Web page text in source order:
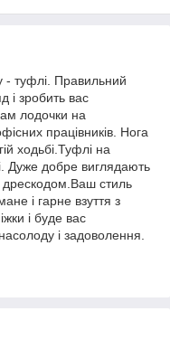
- туфлі. Правильний
і зробить вас
лодочки на
працівників. Нога
ходьбі.Туфлі на
Дуже добре виглядають
дрескодом.Ваш стиль
і гарне взуття з
і буде вас
і задоволення.